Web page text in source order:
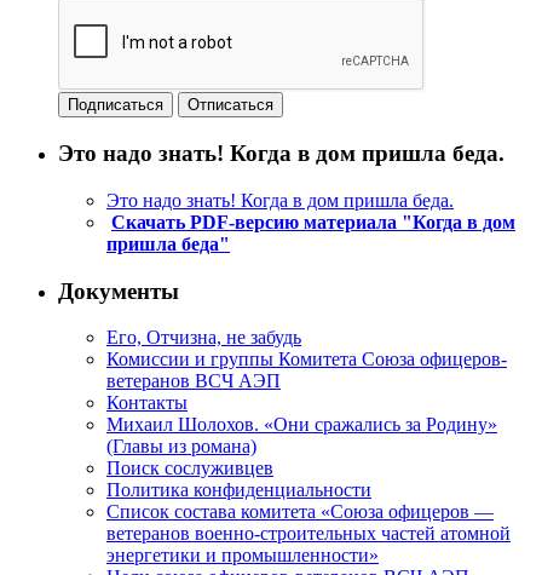
Это надо знать! Когда в дом пришла беда.
Это надо знать! Когда в дом пришла беда.
Скачать PDF-версию материала "Когда в дом
пришла беда"
Документы
Его, Отчизна, не забудь
Комиссии и группы Комитета Союза офицеров-
ветеранов ВСЧ АЭП
Контакты
Михаил Шолохов. «Они сражались за Родину»
(Главы из романа)
Поиск сослуживцев
Политика конфиденциальности
Список состава комитета «Союза офицеров —
ветеранов военно-строительных частей атомной
энергетики и промышленности»